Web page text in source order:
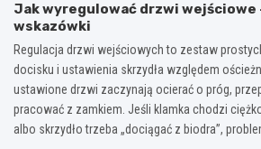
Jak wyregulować drzwi wejściowe
wskazówki
Regulacja drzwi wejściowych to zestaw
docisku i ustawienia skrzydła względem
ustawione drzwi zaczynają ocierać o próg,
pracować z zamkiem. Jeśli klamka chodzi
albo skrzydło trzeba „dociągać z biodra”,